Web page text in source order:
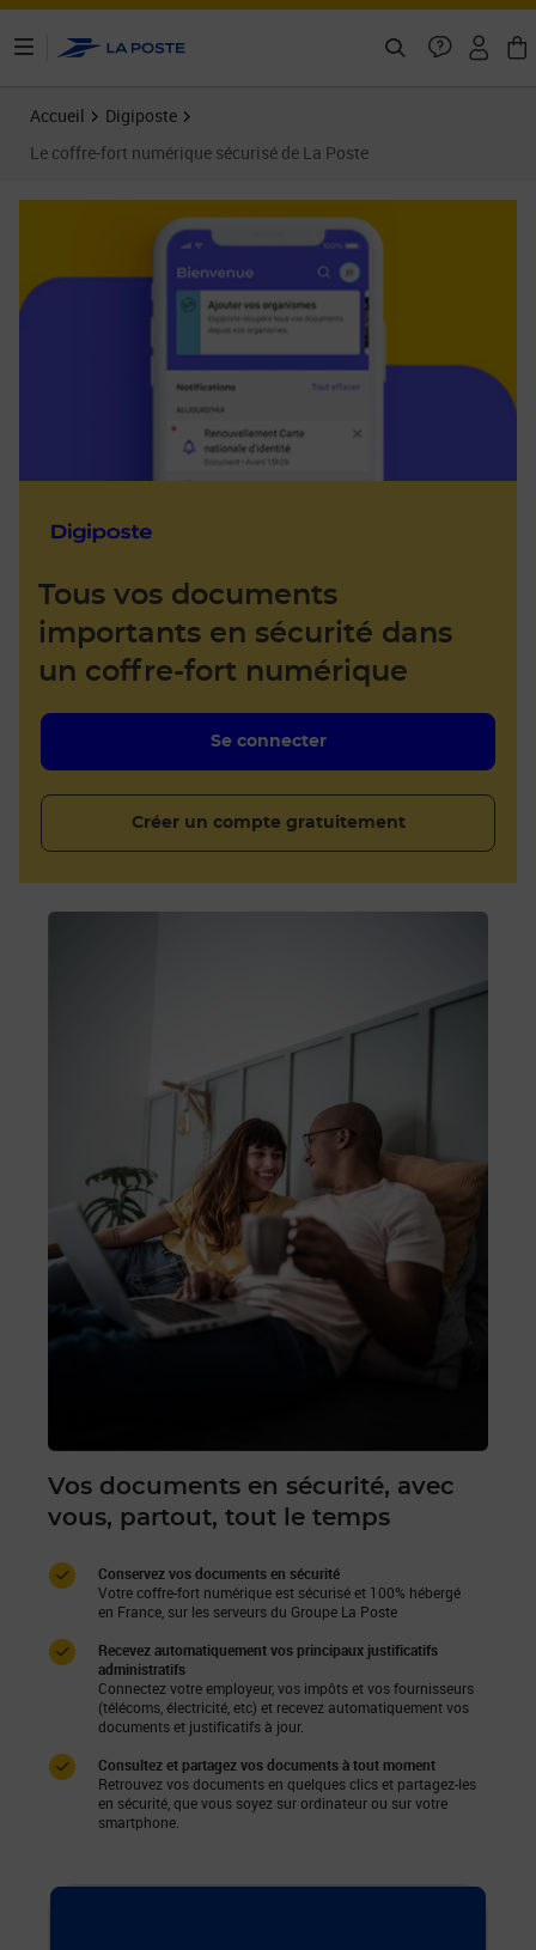
Accueil
Digiposte
Le coffre-fort numérique sécurisé de La Poste
Tous vos documents
importants en sécurité dans
un coffre-fort numérique
Se connecter
Créer un compte gratuitement
Vos documents en sécurité, avec
vous, partout, tout le temps
Conservez vos documents en sécurité
Votre coffre-fort numérique est sécurisé et 100% hébergé
en France, sur les serveurs du Groupe La Poste
Recevez automatiquement vos principaux justificatifs
administratifs
Connectez votre employeur, vos impôts et vos fournisseurs
(télécoms, électricité, etc) et recevez automatiquement vos
documents et justificatifs à jour.
Consultez et partagez vos documents à tout moment
Retrouvez vos documents en quelques clics et partagez-les
en sécurité, que vous soyez sur ordinateur ou sur votre
smartphone.